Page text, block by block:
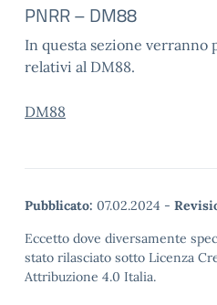
PNRR – DM88
In questa sezione
relativi al DM88.
DM88
Pubblicato: 07.02.2024 -
Eccetto dove diversamente
stato rilasciato sotto Licenza
Attribuzione 4.0 Italia.